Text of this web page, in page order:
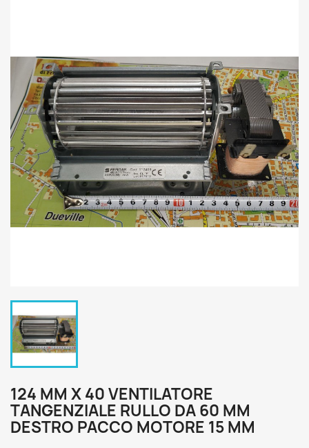
124 MM X 40 VENTILATORE
TANGENZIALE RULLO DA 60 MM
DESTRO PACCO MOTORE 15 MM